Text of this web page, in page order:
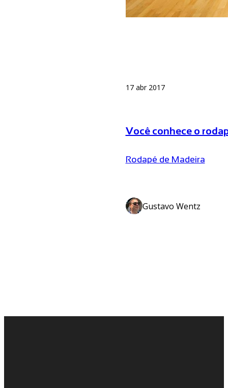
17 abr 2017
Você conhece o
Rodapé de Madeira
Gustavo Wentz